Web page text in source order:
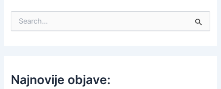
f
oNajnovije objave: